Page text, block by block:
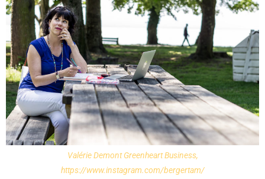
Valérie Demont Greenheart Business,
https://www.instagram.com/bergertam/